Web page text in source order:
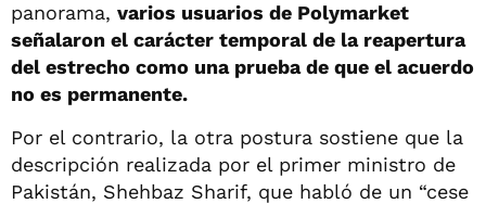
panorama, varios usuarios de Polymarket
señalaron el carácter temporal de la reapertura
del estrecho como una prueba de que el acuerdo
no es permanente.
Por el contrario, la otra postura sostiene que la
descripción realizada por el primer ministro de
Pakistán, Shehbaz Sharif, que habló de un “cese